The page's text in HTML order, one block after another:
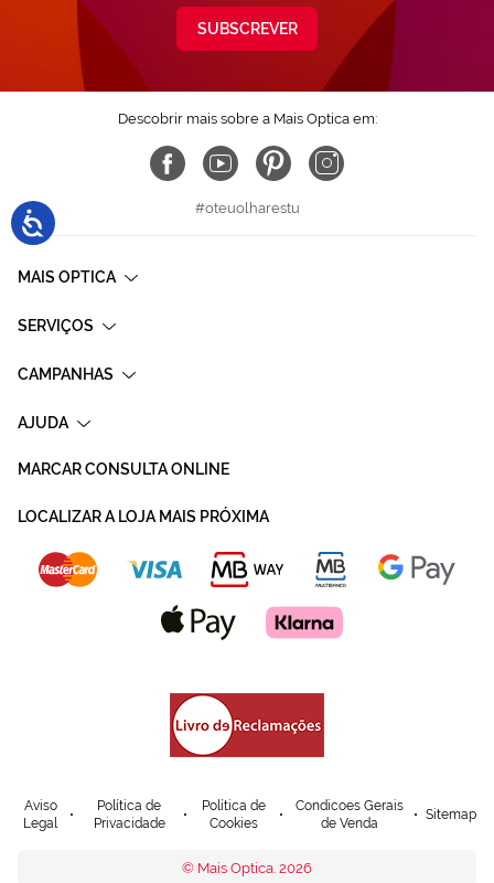
SUBSCREVER
Descobrir mais sobre a Mais Optica em:
#oteuolharestu
MAIS OPTICA
SERVIÇOS
CAMPANHAS
AJUDA
MARCAR CONSULTA ONLINE
LOCALIZAR A LOJA MAIS PRÓXIMA
Aviso
Legal
Política de
Privacidade
Política de
Cookies
Condicoes Gerais
de Venda
Sitemap
© Mais Optica. 2026